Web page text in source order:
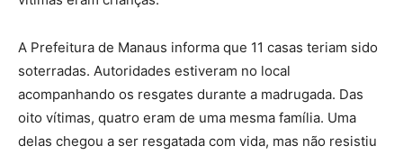
A Prefeitura de Manaus informa que 11 casas teriam sido
soterradas. Autoridades estiveram no local
acompanhando os resgates durante a madrugada. Das
oito vítimas, quatro eram de uma mesma família. Uma
delas chegou a ser resgatada com vida, mas não resistiu